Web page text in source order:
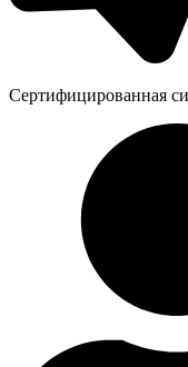
Сертифицированная